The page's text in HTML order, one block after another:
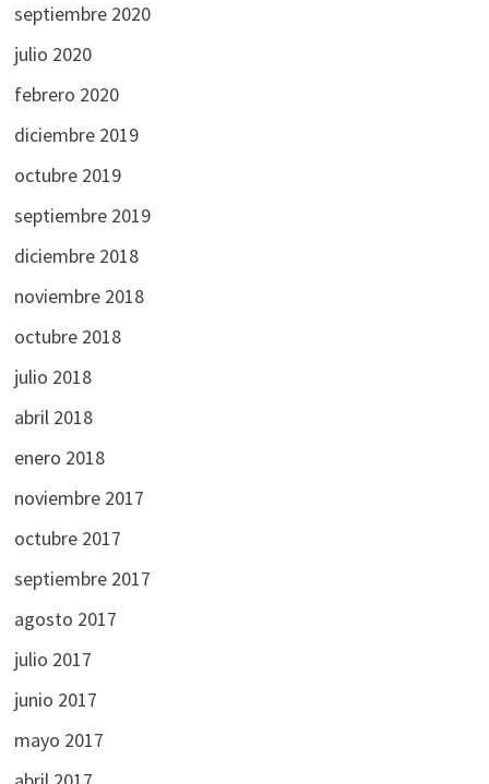
septiembre 2020
julio 2020
febrero 2020
diciembre 2019
octubre 2019
septiembre 2019
diciembre 2018
noviembre 2018
octubre 2018
julio 2018
abril 2018
enero 2018
noviembre 2017
octubre 2017
septiembre 2017
agosto 2017
julio 2017
junio 2017
mayo 2017